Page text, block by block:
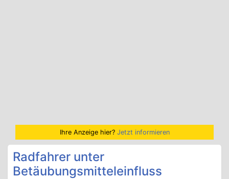
Ihre Anzeige hier? Jetzt informieren
Radfahrer unter
Betäubungsmitteleinfluss